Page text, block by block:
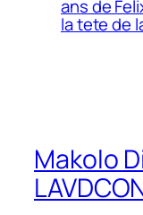
ans de
la tete de
Makolo